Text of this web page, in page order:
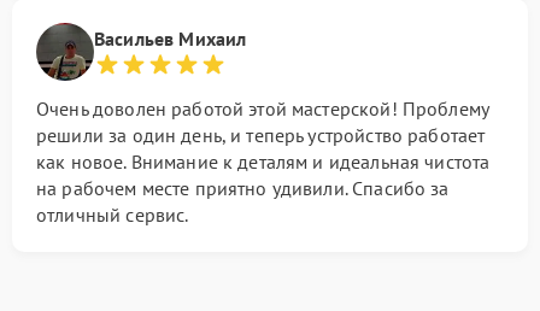
Васильев Михаил
Очень доволен работой этой мастерской! Проблему
решили за один день, и теперь устройство работает
как новое. Внимание к деталям и идеальная чистота
на рабочем месте приятно удивили. Спасибо за
отличный сервис.